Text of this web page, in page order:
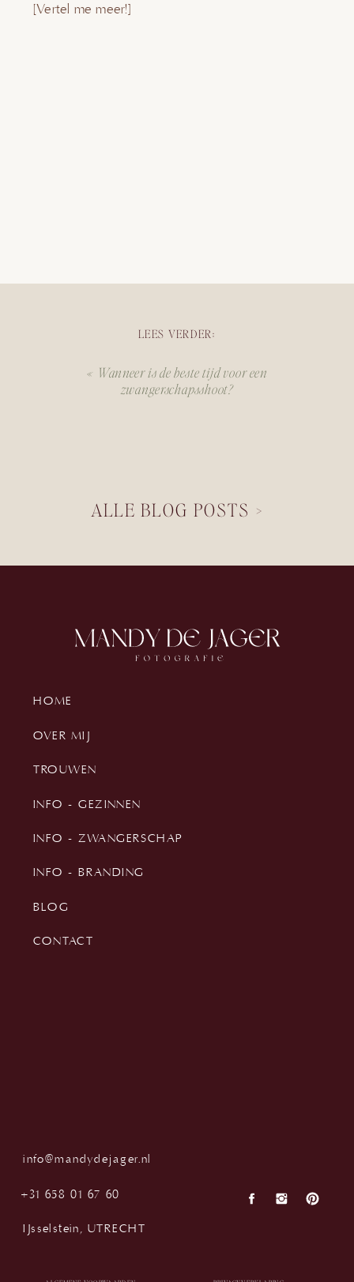
[Vertel me meer!]
ALLE BLOG POSTS >
« Wanneer is de beste tijd voor een
zwangerschapsshoot?
LEES VERDER:
IJsselstein, UTRECHT
+31 658 01 67 60
info@mandydejager.nl
CONTACT
INFO - ZWANGERSCHAP
OVER MIJ
HOME
TROUWEN
BLOG
INFO - GEZINNEN
INFO - BRANDING